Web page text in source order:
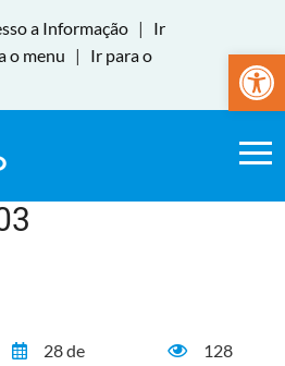
Abrir
a Informação |
Ir
o menu |
Ir para o
28 de
128